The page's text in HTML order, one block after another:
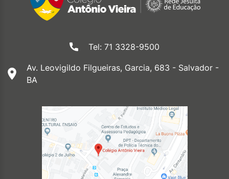
Tel: 71 3328-9500
Av. Leovigildo Filgueiras, Garcia, 683 - Salvador -
BA